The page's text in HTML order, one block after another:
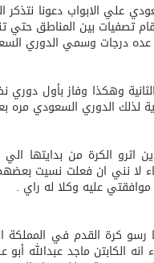
مفتى جمهورية مصر
علي الابواب دعونا
تصفيات بين المناطق حتي
درجات وسمي الدوري
وهكذا وفاز بأول
اثرو الكرة من بدايتها
لا نني ان فعلت نسيت
عليه وكلا له راي .
رسو كرة القدم في
انه الكابتن ماجد